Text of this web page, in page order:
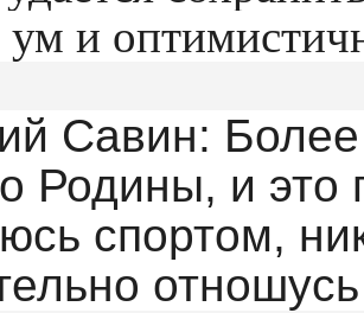
ум и
Савин:
Родины, и
спортом,